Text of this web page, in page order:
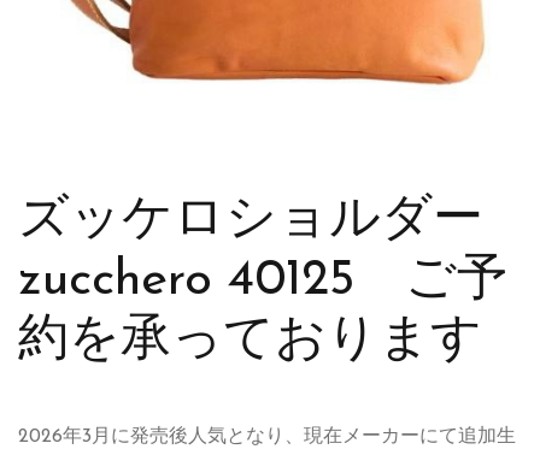
ズッケロショルダー
zucchero 40125 ご予
約を承っております
2026年3月に発売後人気となり、現在メーカーにて追加生